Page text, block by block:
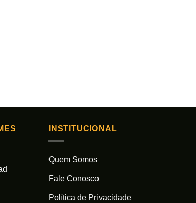
INSTITUCIONAL
Quem Somos
Fale Conosco
Política de Privacidade